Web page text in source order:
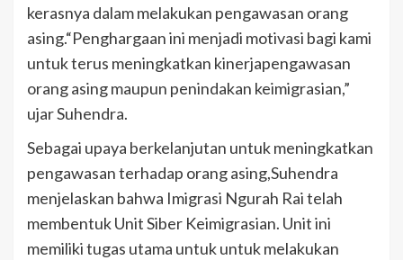
kerasnya dalam melakukan pengawasan orang
asing.“Penghargaan ini menjadi motivasi bagi kami
untuk terus meningkatkan kinerjapengawasan
orang asing maupun penindakan keimigrasian,”
ujar Suhendra.
Sebagai upaya berkelanjutan untuk meningkatkan
pengawasan terhadap orang asing,Suhendra
menjelaskan bahwa Imigrasi Ngurah Rai telah
membentuk Unit Siber Keimigrasian. Unit ini
memiliki tugas utama untuk untuk melakukan